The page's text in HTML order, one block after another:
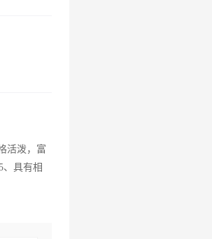
活泼，富
具有相